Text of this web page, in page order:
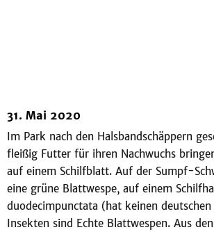
31. Mai 2020
Im Park nach den Halsbandschäppern
fleißig Futter für ihren Nachwuchs
auf einem Schilfblatt. Auf der Sumpf-
eine grüne Blattwespe, auf einem
duodecimpunctata (hat keinen deutschen
Insekten sind Echte Blattwespen. Aus